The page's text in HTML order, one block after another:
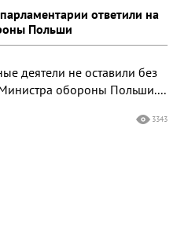
ответили на
Польши
деятели не оставили без
обороны Польши....
3343